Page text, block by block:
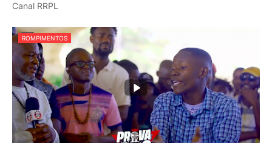
Canal RRPL
ROMPIMENTOS